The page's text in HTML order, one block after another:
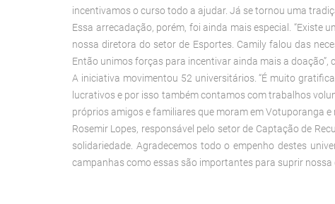
incentivamos o curso todo a ajudar. Já se tornou uma
Essa arrecadação, porém, foi ainda mais especial. “Existe
nossa diretora do setor de Esportes. Camily falou das
Então unimos forças para incentivar ainda mais a doação”,
A iniciativa movimentou 52 universitários. “É muito
lucrativos e por isso também contamos com trabalhos
próprios amigos e familiares que moram em Votuporanga e
Rosemir Lopes, responsável pelo setor de Captação de
solidariedade. Agradecemos todo o empenho destes
campanhas como essas são importantes para suprir nossa